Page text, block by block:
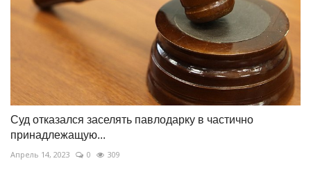
Суд отказался заселять павлодарку в частично
принадлежащую...
Апрель 14, 2023 0 309